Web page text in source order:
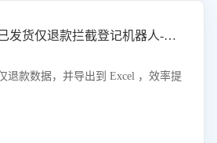
抖音小店已发货仅退款拦截登记机器人-八爪鱼
退款数据，并导出到 Excel ，效率提